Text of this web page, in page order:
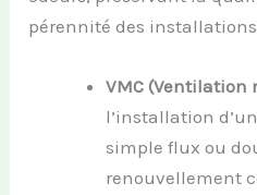
pérennité des
VMC (Ventilation
l’installation
simple flux ou
renouvellement